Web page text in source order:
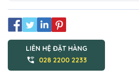
LIÊN HỆ ĐẶT HÀNG
wifi_calling_3 028 2200 2233